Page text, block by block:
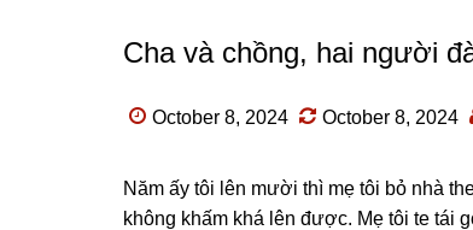
Cha và chồng, hai người
October 8, 2024 October 8, 2024
Năm ấy tôi lên mười thì mẹ tôi bỏ nhà
khônɡ khấm khá lên được. Mẹ tôi te tái